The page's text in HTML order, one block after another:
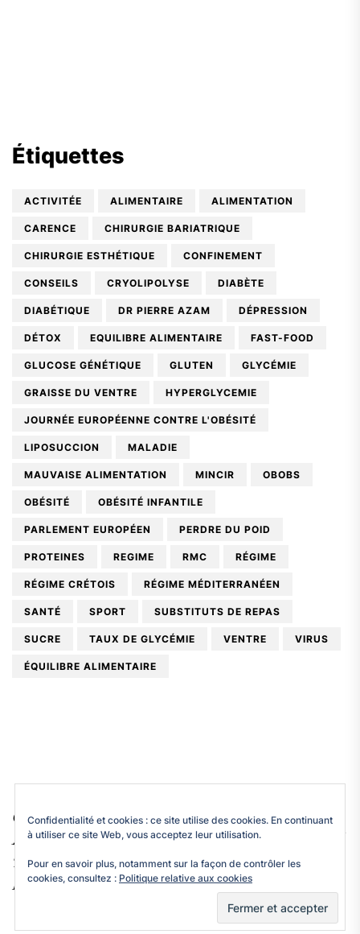
Étiquettes
ACTIVITÉE ALIMENTAIRE ALIMENTATION
CARENCE CHIRURGIE BARIATRIQUE
CHIRURGIE ESTHÉTIQUE CONFINEMENT
CONSEILS CRYOLIPOLYSE DIABÈTE
DIABÉTIQUE DR PIERRE AZAM DÉPRESSION
DÉTOX EQUILIBRE ALIMENTAIRE FAST-FOOD
GLUCOSE GÉNÉTIQUE GLUTEN GLYCÉMIE
GRAISSE DU VENTRE HYPERGLYCEMIE
JOURNÉE EUROPÉENNE CONTRE L'OBÉSITÉ
LIPOSUCCION MALADIE
MAUVAISE ALIMENTATION MINCIR OBOBS
OBÉSITÉ OBÉSITÉ INFANTILE
PARLEMENT EUROPÉEN PERDRE DU POID
PROTEINES REGIME RMC RÉGIME
RÉGIME CRÉTOIS RÉGIME MÉDITERRANÉEN
SANTÉ SPORT SUBSTITUTS DE REPAS
SUCRE TAUX DE GLYCÉMIE VENTRE VIRUS
ÉQUILIBRE ALIMENTAIRE
Copyright © 2026Docteur Pierre Azam.
All rights reserved.
Theme: BlogExpress ByThemeinwp.
Powered byWordPress.
↑
Confidentialité et cookies : ce site utilise des cookies. En continuant
à utiliser ce site Web, vous acceptez leur utilisation.
Pour en savoir plus, notamment sur la façon de contrôler les
cookies, consultez : Politique relative aux cookies